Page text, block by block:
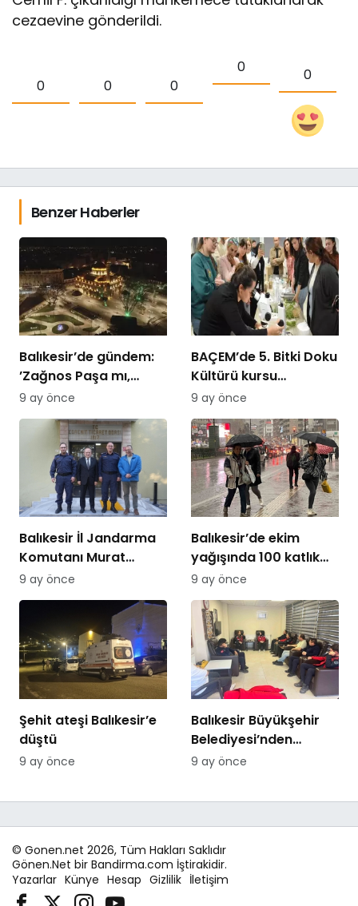
cezaevine gönderildi.
0 0 0
0 0
Benzer Haberler
Balıkesir’de gündem:
’Zağnos Paşa mı,
İsmet Paşa mı
9 ay önce
BAÇEM’de 5. Bitki Doku
Kültürü kursu
tamamlandı
9 ay önce
Balıkesir İl Jandarma
Komutanı Murat
Özer’den Edremit
Ticaret Odasına
9 ay önce
Balıkesir’de ekim
yağışında 100 katlık
artış
9 ay önce
Şehit ateşi Balıkesir’e
düştü
9 ay önce
Balıkesir Büyükşehir
Belediyesi’nden
itfaiyecilere psikolojik
9 ay önce
© Gonen.net 2026, Tüm Hakları Saklıdır
Gönen.Net bir Bandirma.com İştirakidir.
Yazarlar Künye Hesap Gizlilik İletişim